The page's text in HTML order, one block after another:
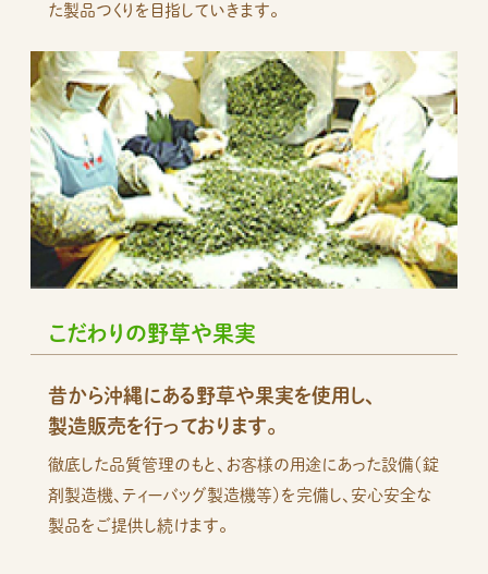
た製品つくりを目指していきます。
こだわりの野草や果実
昔から沖縄にある野草や果実を使用し、
製造販売を行っております。
徹底した品質管理のもと、お客様の用途にあった設備（錠
剤製造機、ティーバッグ製造機等）を完備し、安心安全な
製品をご提供し続けます。